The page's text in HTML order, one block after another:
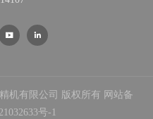
 
机有限公司 版权所有 网站备
号-1